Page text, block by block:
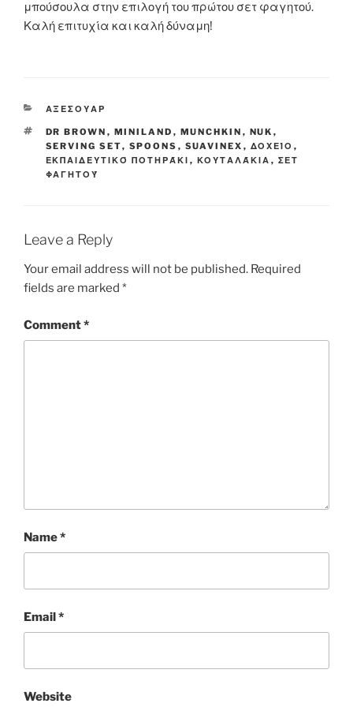
μπούσουλα στην επιλογή του πρώτου σετ φαγητού.
Καλή επιτυχία και καλή δύναμη!
CATEGORIES
ΑΞΕΣΟΥΑΡ
TAGS
DR BROWN , MINILAND , MUNCHKIN , NUK ,
SERVING SET, SPOONS , SUAVINEX , ΔΟΧΕΊΟ ,
ΕΚΠΑΙΔΕΥΤΙΚΌ ΠΟΤΗΡΆΚΙ , ΚΟΥΤΑΛΆΚΙΑ , ΣΕΤ
ΦΑΓΗΤΟΎ
Leave a Reply
Your email address will not be published. Required
fields are marked *
Comment*
Name*
Email*
Website